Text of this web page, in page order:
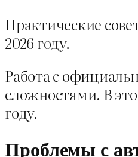
Практические
2026 году.
Работа с
сложностями. В
году.
Проблемы с